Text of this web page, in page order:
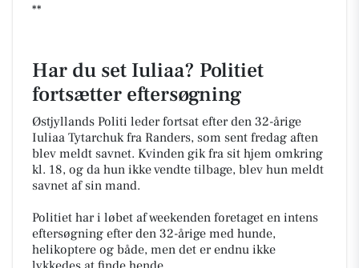
**
Har du set Iuliaa? Politiet
fortsætter eftersøgning
Østjyllands Politi leder fortsat efter den 32-årige
Iuliaa Tytarchuk fra Randers, som sent fredag aften
blev meldt savnet. Kvinden gik fra sit hjem omkring
kl. 18, og da hun ikke vendte tilbage, blev hun meldt
savnet af sin mand.
Politiet har i løbet af weekenden foretaget en intens
eftersøgning efter den 32-årige med hunde,
helikoptere og både, men det er endnu ikke